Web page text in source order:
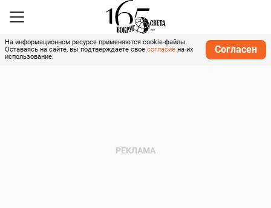
На информационном ресурсе применяются cookie-файлы.
Оставаясь на сайте, вы подтверждаете свое согласие на их
использование.
Согласен